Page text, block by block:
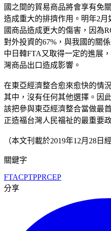
國之間的貿易商品將會享有免
造成重大的排擠作用。明年2
國商品造成更大的傷害，因為
對外投資的67%，與我國的關
中日韓FTA又取得一定的進展
灣商品出口造成影響。
在東亞經濟整合愈來愈快的情
其中，沒有任何其他選擇。因
該把參與東亞經濟整合當做最
正造福台灣人民福祉的最重要
（本文刊載於2019年12月28日
關鍵字
FTACPTPPRCEP
分享